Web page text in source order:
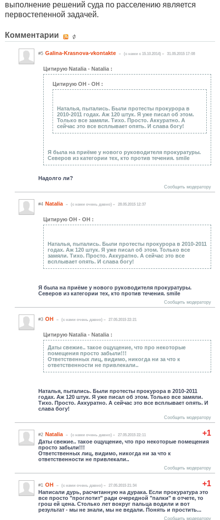
выполнение решений суда по расселению является
первостепенной задачей.
Комментарии
#5 Galina-Krasnova-vkontakte (c нами с 15.10.2014) 31.05.2015 17:08
Цитирую Natalia - Natalia :
Цитирую ОН - ОН :
Наталья, пытались. Были протесты прокурора в
2010-2011 годах. Аж 120 штук. Я уже писал об этом.
Только все замяли. Тихо. Просто. Аккуратно. А
сейчас это все всплывает опять. И слава богу!
Я была на приёме у нового руководителя прокуратуры.
Северов из категории тех, кто против течения. smile
Надолго ли?
Сообщить модератору
#4 Natalia (c нами очень давно) 28.05.2015 12:37
Цитирую ОН - ОН :
Наталья, пытались. Были протесты прокурора в 2010-2011
годах. Аж 120 штук. Я уже писал об этом. Только все
замяли. Тихо. Просто. Аккуратно. А сейчас это все
всплывает опять. И слава богу!
Я была на приёме у нового руководителя прокуратуры.
Северов из категории тех, кто против течения. smile
Сообщить модератору
#3 ОН (c нами очень давно) 27.05.2015 22:21
Цитирую Natalia - Natalia :
Даты свежие.. такое ощущение, что про некоторые
помещения просто забыли!!!
Ответственных лиц, видимо, никогда ни за что к
ответственности не привлекали..
Наталья, пытались. Были протесты прокурора в 2010-2011
годах. Аж 120 штук. Я уже писал об этом. Только все замяли.
Тихо. Просто. Аккуратно. А сейчас это все всплывает опять. И
слава богу!
Сообщить модератору
+1
#2 Natalia (c нами очень давно) 27.05.2015 22:11
Даты свежие.. такое ощущение, что про некоторые помещения
просто забыли!!!
Ответственных лиц, видимо, никогда ни за что к
ответственности не привлекали..
Сообщить модератору
+1
#1 ОН (c нами очень давно) 27.05.2015 21:34
Написали дурь, расчитанную на дурака. Если прокуратура это
все просто "проглотит" ради очередной "палки" в отчете, то
грош ей цена. Столько лет вокруг пальца водили и вот
результат - мы не знали, мы не ведали. Понять и простить...
Сообщить модератору